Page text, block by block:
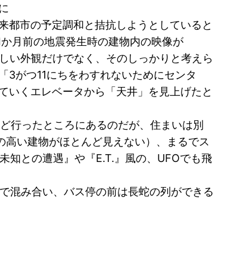
都市の予定調和と拮抗しようとしていると
月前の地震発生時の建物内の映像が
い外観だけでなく、そのしっかりと考えら
3がつ11にちをわすれないためにセンタ
いくエレベータから「天井」を見上げたと
行ったところにあるのだが、住まいは別
い建物がほとんど見えない）、まるでス
知との遭遇』や『E.T.』風の、UFOでも飛
混み合い、バス停の前は長蛇の列ができる